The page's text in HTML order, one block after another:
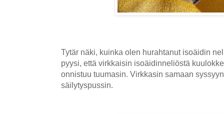
Tytär näki, kuinka olen hurahtanut isoäidin
pyysi, että virkkaisin isoäidinneliöstä
onnistuu tuumasin. Virkkasin samaan
säilytyspussin.